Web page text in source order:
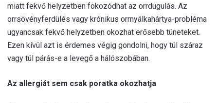
miatt fekvő helyzetben fokozódhat az orrdugulás. Az
orrsövényferdülés vagy krónikus orrnyálkahártya-probléma
ugyancsak fekvő helyzetben okozhat erősebb tüneteket.
Ezen kívül azt is érdemes végig gondolni, hogy túl száraz
vagy túl párás-e a levegő a hálószobában.
Az allergiát sem csak poratka okozhatja